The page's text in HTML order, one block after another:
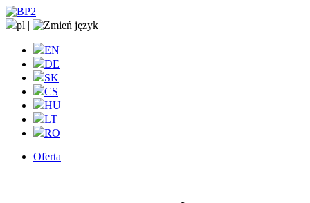
pl |
EN
DE
SK
CS
HU
LT
RO
Oferta